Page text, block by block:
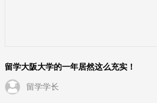
留学大阪大学的一年居然这么充实！
留学学长